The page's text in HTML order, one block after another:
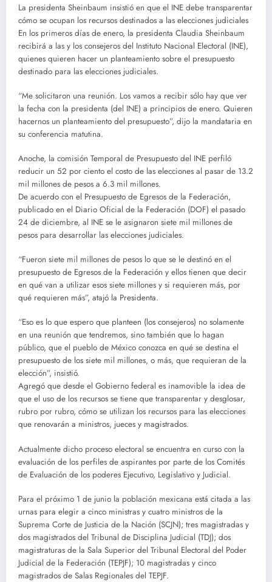
La presidenta Sheinbaum insistió en que el INE debe transparentar
cómo se ocupan los recursos destinados a las elecciones judiciales
En los primeros días de enero, la presidenta Claudia Sheinbaum
recibirá a las y los consejeros del Instituto Nacional Electoral (INE),
quienes quieren hacer un planteamiento sobre el presupuesto
destinado para las elecciones judiciales.
“Me solicitaron una reunión. Los vamos a recibir sólo hay que ver
la fecha con la presidenta (del INE) a principios de enero. Quieren
hacernos un planteamiento del presupuesto”, dijo la mandataria en
su conferencia matutina.
Anoche, la comisión Temporal de Presupuesto del INE perfiló
reducir un 52 por ciento el costo de las elecciones al pasar de 13.2
mil millones de pesos a 6.3 mil millones.
De acuerdo con el Presupuesto de Egresos de la Federación,
publicado en el Diario Oficial de la Federación (DOF) el pasado
24 de diciembre, al INE se le asignaron siete mil millones de
pesos para desarrollar las elecciones judiciales.
“Fueron siete mil millones de pesos lo que se le destinó en el
presupuesto de Egresos de la Federación y ellos tienen que decir
en qué van a utilizar esos siete millones y si requieren más, por
qué requieren más”, atajó la Presidenta.
“Eso es lo que espero que planteen (los consejeros) no solamente
en una reunión que tendremos, sino también que lo hagan
público, que el pueblo de México conozca en qué se destina el
presupuesto de los siete mil millones, o más, que requieran de la
elección”, insistió.
Agregó que desde el Gobierno federal es inamovible la idea de
que el uso de los recursos se tiene que transparentar y desglosar,
rubro por rubro, cómo se utilizan los recursos para las elecciones
que renovarán a ministros, jueces y magistrados.
Actualmente dicho proceso electoral se encuentra en curso con la
evaluación de los perfiles de aspirantes por parte de los Comités
de Evaluación de los poderes Ejecutivo, Legislativo y Judicial.
Para el próximo 1 de junio la población mexicana está citada a las
urnas para elegir a cinco ministras y cuatro ministros de la
Suprema Corte de Justicia de la Nación (SCJN); tres magistradas y
dos magistrados del Tribunal de Disciplina Judicial (TDJ); dos
magistraturas de la Sala Superior del Tribunal Electoral del Poder
Judicial de la Federación (TEPJF); 10 magistradas y cinco
magistrados de Salas Regionales del TEPJF.